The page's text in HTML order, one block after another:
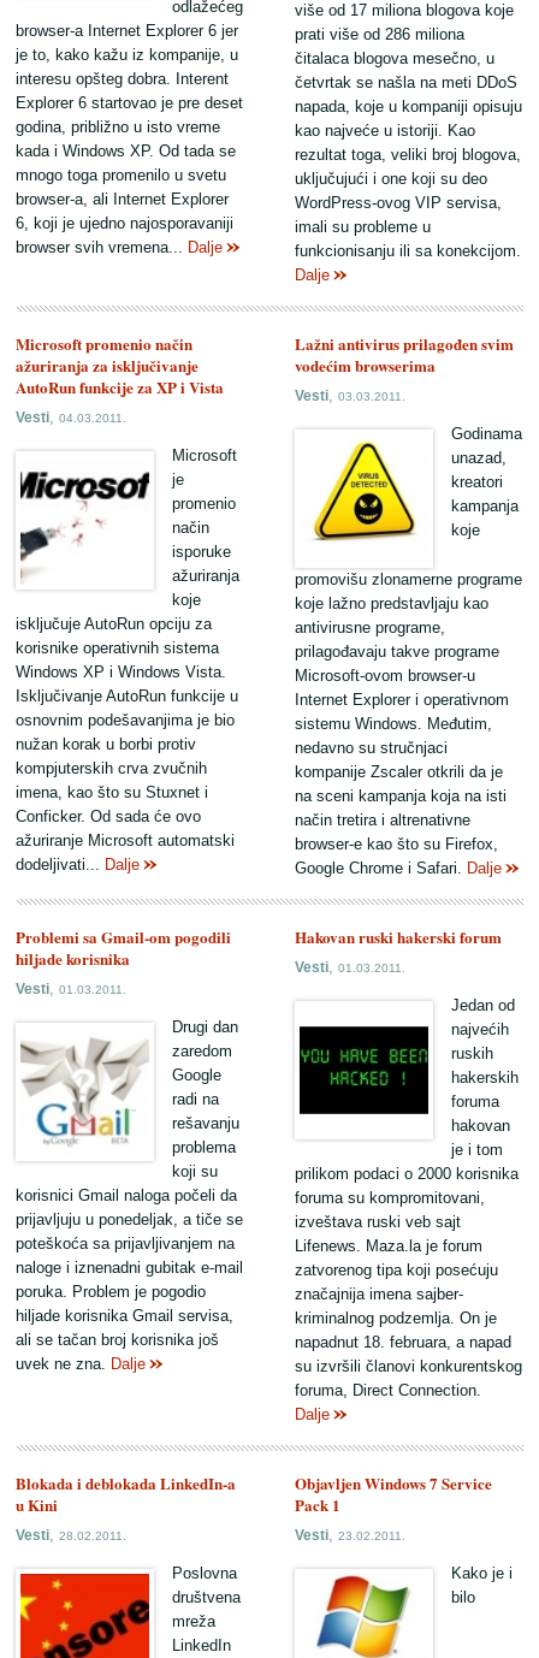
više od 17 miliona blogova koje
prati više od 286 miliona
čitalaca blogova mesečno, u
četvrtak se našla na meti DDoS
napada, koje u kompaniji opisuju
kao najveće u istoriji. Kao
rezultat toga, veliki broj blogova,
uključujući i one koji su deo
WordPress-ovog VIP servisa,
imali su probleme u
funkcionisanju ili sa konekcijom.
Dalje
odlažećeg
browser-a Internet Explorer 6 jer
je to, kako kažu iz kompanije, u
interesu opšteg dobra. Interent
Explorer 6 startovao je pre deset
godina, približno u isto vreme
kada i Windows XP. Od tada se
mnogo toga promenilo u svetu
browser-a, ali Internet Explorer
6, koji je ujedno najosporavaniji
browser svih vremena... Dalje
Lažni antivirus prilagođen svim
vodećim browserima
Vesti,03.03.2011.
Godinama
unazad,
kreatori
kampanja
koje
promovišu zlonamerne programe
koje lažno predstavljaju kao
antivirusne programe,
prilagođavaju takve programe
Microsoft-ovom browser-u
Internet Explorer i operativnom
sistemu Windows. Međutim,
nedavno su stručnjaci
kompanije Zscaler otkrili da je
na sceni kampanja koja na isti
način tretira i altrenativne
browser-e kao što su Firefox,
Google Chrome i Safari. Dalje
Microsoft promenio način
ažuriranja za isključivanje
AutoRun funkcije za XP i Vista
Vesti,04.03.2011.
Microsoft
je
promenio
način
isporuke
ažuriranja
koje
isključuje AutoRun opciju za
korisnike operativnih sistema
Windows XP i Windows Vista.
Isključivanje AutoRun funkcije u
osnovnim podešavanjima je bio
nužan korak u borbi protiv
kompjuterskih crva zvučnih
imena, kao što su Stuxnet i
Conficker. Od sada će ovo
ažuriranje Microsoft automatski
dodeljivati... Dalje
Hakovan ruski hakerski forum
Vesti,01.03.2011.
Jedan od
najvećih
ruskih
hakerskih
foruma
hakovan
je i tom
prilikom podaci o 2000 korisnika
foruma su kompromitovani,
izveštava ruski veb sajt
Lifenews. Maza.la je forum
zatvorenog tipa koji posećuju
značajnija imena sajber-
kriminalnog podzemlja. On je
napadnut 18. februara, a napad
su izvršili članovi konkurentskog
foruma, Direct Connection.
Dalje
Problemi sa Gmail-om pogodili
hiljade korisnika
Vesti,01.03.2011.
Drugi dan
zaredom
Google
radi na
rešavanju
problema
koji su
korisnici Gmail naloga počeli da
prijavljuju u ponedeljak, a tiče se
poteškoća sa prijavljivanjem na
naloge i iznenadni gubitak e-mail
poruka. Problem je pogodio
hiljade korisnika Gmail servisa,
ali se tačan broj korisnika još
uvek ne zna. Dalje
Objavljen Windows 7 Service
Pack 1
Vesti,23.02.2011.
Kako je i
bilo
Blokada i deblokada LinkedIn-a
u Kini
Vesti,28.02.2011.
Poslovna
društvena
mreža
LinkedIn